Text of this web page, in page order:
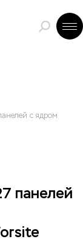
с ядром
панелей